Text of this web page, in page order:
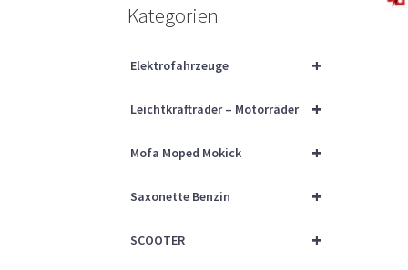
Kategorien
+
Elektrofahrzeuge
+
Leichtkrafträder – Motorräder
+
Mofa Moped Mokick
+
Saxonette Benzin
+
SCOOTER